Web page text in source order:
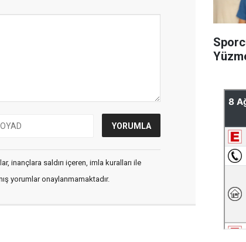
inançlara saldırı içeren, imla kuralları ile
yorumlar onaylanmamaktadır.